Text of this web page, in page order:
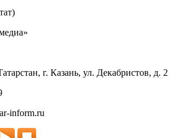
г. Казань, ул. Декабристов, д. 2
inform.ru